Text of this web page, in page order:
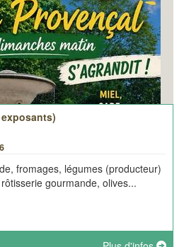
fromages, légumes (producteur)
gourmande, olives...